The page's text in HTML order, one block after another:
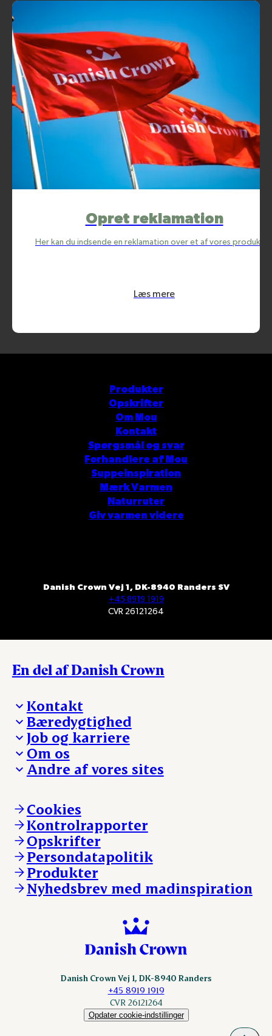
Opret reklamation
Her kan du indsende en reklamation over et af vores
Læs mere
Produkter
Opskrifter
Om Mou
Kontakt
Spørgsmål og svar
Forhandlere af Mou
Suppeinspiration
Mærk Varmen
Naturruter
Giv varmen videre
Danish Crown Vej 1, DK-8940 Randers SV
+45 8919 1919
CVR 26121264
En del af Danish Crown
Kontakt
Besøg Danish Crown
Presse og nyheder
Reklamationer
Whistleblower
Øvrige henvendelser
Bæredygtighed
Fra jord til bord
Hverdagen
Ansvarlighed og nøgletal
Job og karriere
Arbejd med os
Ledige stillinger
Om os
Hvem er vi
Vores resultater
Vores lokationer
Kontakt
Andre af vores sites
Andelsejere - kreatur
Danishcrownprofessional.com
DAT-Schaub.com
ESS-FOOD.com
Fonden Dansk Gastronomi
KLS.se
nordicspoor.com
Scanhide.dk
Cookies
Kontrolrapporter
Opskrifter
Persondatapolitik
Produkter
Nyhedsbrev med madinspiration
Danish Crown Vej 1, DK-8940 Randers
+45 8919 1919
CVR 26121264
Opdater cookie-indstillinger